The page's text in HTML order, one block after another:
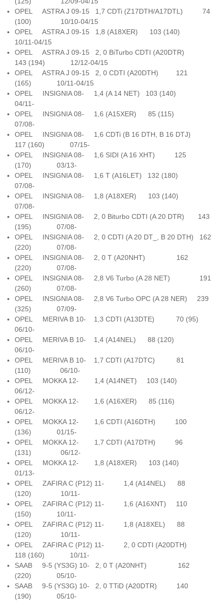
OPEL ASTRA J 09-15 1,7 CDTi (Z17DTH/A17DTL) 74
(100) 10/10-04/15
OPEL ASTRA J 09-15 1,8 (A18XER) 103 (140)
10/11-04/15
OPEL ASTRA J 09-15 2, 0 BiTurbo CDTI (A20DTR)
143 (194) 12/12-04/15
OPEL ASTRA J 09-15 2, 0 CDTI (A20DTH) 121
(165) 10/11-04/15
OPEL INSIGNIA 08- 1,4 (A 14 NET) 103 (140)
04/11-
OPEL INSIGNIA 08- 1,6 (A15XER) 85 (115)
07/08-
OPEL INSIGNIA 08- 1,6 CDTi (B 16 DTH, B 16 DTJ)
117 (160) 07/15-
OPEL INSIGNIA 08- 1,6 SIDI (A 16 XHT) 125
(170) 03/13-
OPEL INSIGNIA 08- 1,6 T (A16LET) 132 (180)
07/08-
OPEL INSIGNIA 08- 1,8 (A18XER) 103 (140)
07/08-
OPEL INSIGNIA 08- 2, 0 Biturbo CDTI (A 20 DTR) 143
(195) 07/08-
OPEL INSIGNIA 08- 2, 0 CDTI (A 20 DT_, B 20 DTH) 162
(220) 07/08-
OPEL INSIGNIA 08- 2, 0 T (A20NHT) 162
(220) 07/08-
OPEL INSIGNIA 08- 2,8 V6 Turbo (A 28 NET) 191
(260) 07/08-
OPEL INSIGNIA 08- 2,8 V6 Turbo OPC (A 28 NER) 239
(325) 07/09-
OPEL MERIVA B 10- 1,3 CDTI (A13DTE) 70 (95)
06/10-
OPEL MERIVA B 10- 1,4 (A14NEL) 88 (120)
06/10-
OPEL MERIVA B 10- 1,7 CDTI (A17DTC) 81
(110) 06/10-
OPEL MOKKA 12- 1,4 (A14NET) 103 (140)
06/12-
OPEL MOKKA 12- 1,6 (A16XER) 85 (116)
06/12-
OPEL MOKKA 12- 1,6 CDTI (A16DTH) 100
(136) 01/15-
OPEL MOKKA 12- 1,7 CDTI (A17DTH) 96
(131) 06/12-
OPEL MOKKA 12- 1,8 (A18XER) 103 (140)
01/13-
OPEL ZAFIRA C (P12) 11- 1,4 (A14NEL) 88
(120) 10/11-
OPEL ZAFIRA C (P12) 11- 1,6 (A16XNT) 110
(150) 10/11-
OPEL ZAFIRA C (P12) 11- 1,8 (A18XEL) 88
(120) 10/11-
OPEL ZAFIRA C (P12) 11- 2, 0 CDTI (A20DTH)
118 (160) 10/11-
SAAB 9-5 (YS3G) 10- 2, 0 T (A20NHT) 162
(220) 05/10-
SAAB 9-5 (YS3G) 10- 2, 0 TTiD (A20DTR) 140
(190) 05/10-